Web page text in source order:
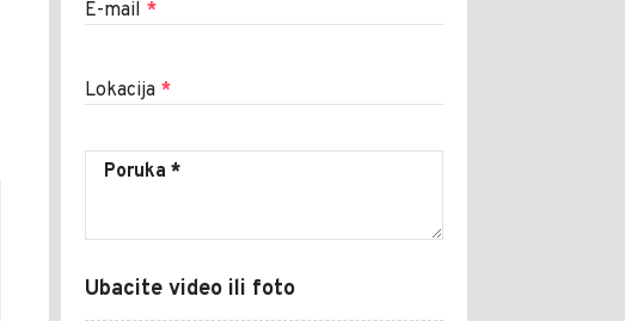
E-mail *
Lokacija *
Ubacite video ili foto